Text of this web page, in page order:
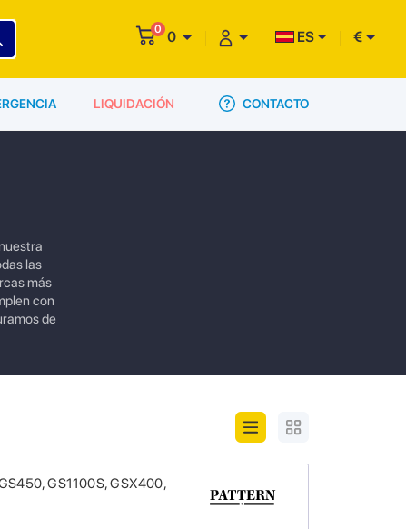
0 0 ES €
LIQUIDACIÓN CONTACTO
las
más
con
de
GS1100S, GSX400,